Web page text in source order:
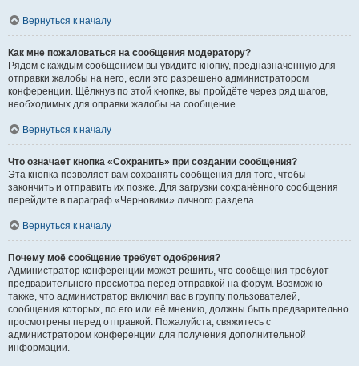
Вернуться к началу
Как мне пожаловаться на сообщения модератору?
Рядом с каждым сообщением вы увидите кнопку, предназначенную для
отправки жалобы на него, если это разрешено администратором
конференции. Щёлкнув по этой кнопке, вы пройдёте через ряд шагов,
необходимых для оправки жалобы на сообщение.
Вернуться к началу
Что означает кнопка «Сохранить» при создании сообщения?
Эта кнопка позволяет вам сохранять сообщения для того, чтобы
закончить и отправить их позже. Для загрузки сохранённого сообщения
перейдите в параграф «Черновики» личного раздела.
Вернуться к началу
Почему моё сообщение требует одобрения?
Администратор конференции может решить, что сообщения требуют
предварительного просмотра перед отправкой на форум. Возможно
также, что администратор включил вас в группу пользователей,
сообщения которых, по его или её мнению, должны быть предварительно
просмотрены перед отправкой. Пожалуйста, свяжитесь с
администратором конференции для получения дополнительной
информации.